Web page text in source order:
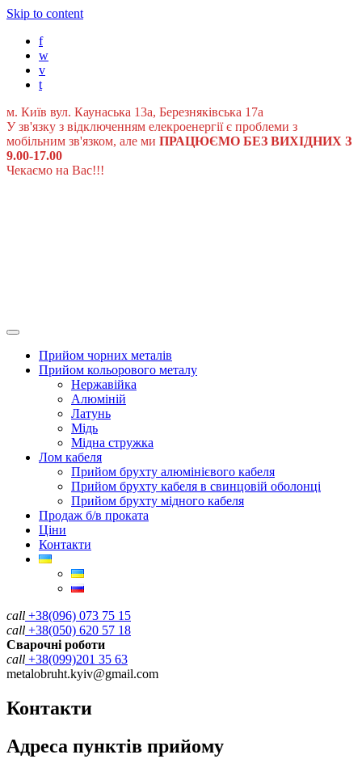
Skip to content
f
w
v
t
м. Київ вул. Каунаська 13а, Березняківська 17а
У зв'язку з відключенням елекроенергії є проблеми з
мобільним зв'язком, але ми ПРАЦЮЄМО БЕЗ ВИХІДНИХ З
9.00-17.00
Чекаємо на Вас!!!
Прийом чорних металів
Прийом кольорового металу
Нержавійка
Алюміній
Латунь
Мідь
Мідна стружка
Лом кабеля
Прийом брухту алюмінієвого кабеля
Прийом брухту кабеля в свинцовій оболонці
Прийом брухту мідного кабеля
Продаж б/в проката
Ціни
Контакти
call +38(096) 073 75 15
call +38(050) 620 57 18
Сварочні роботи
call +38(099)201 35 63
metalobruht.kyiv@gmail.com
Контакти
Адреса пунктів прийому